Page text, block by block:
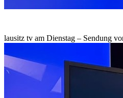
lausitz tv am Dienstag – Sendung